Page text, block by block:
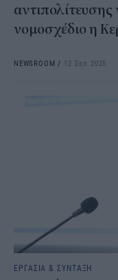
αντιπολίτευσης
νομοσχέδιο η
NEWSROOM / 12 Σεπ 2025
ΕΡΓΑΣΙΑ & ΣΥΝΤΑΞΗ